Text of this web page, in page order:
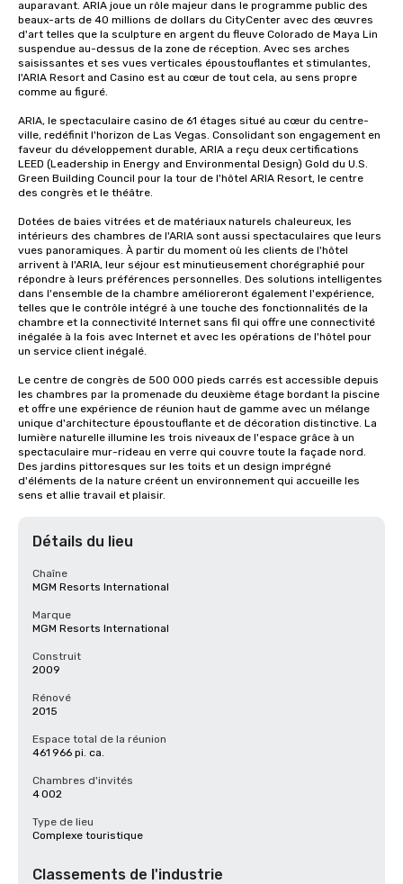
auparavant. ARIA joue un rôle majeur dans le programme public des
beaux-arts de 40 millions de dollars du CityCenter avec des œuvres
d'art telles que la sculpture en argent du fleuve Colorado de Maya Lin
suspendue au-dessus de la zone de réception. Avec ses arches
saisissantes et ses vues verticales époustouflantes et stimulantes,
l'ARIA Resort and Casino est au cœur de tout cela, au sens propre
comme au figuré.
ARIA, le spectaculaire casino de 61 étages situé au cœur du centre-
ville, redéfinit l'horizon de Las Vegas. Consolidant son engagement en
faveur du développement durable, ARIA a reçu deux certifications
LEED (Leadership in Energy and Environmental Design) Gold du U.S.
Green Building Council pour la tour de l'hôtel ARIA Resort, le centre
des congrès et le théâtre.
Dotées de baies vitrées et de matériaux naturels chaleureux, les
intérieurs des chambres de l'ARIA sont aussi spectaculaires que leurs
vues panoramiques. À partir du moment où les clients de l'hôtel
arrivent à l'ARIA, leur séjour est minutieusement chorégraphié pour
répondre à leurs préférences personnelles. Des solutions intelligentes
dans l'ensemble de la chambre amélioreront également l'expérience,
telles que le contrôle intégré à une touche des fonctionnalités de la
chambre et la connectivité Internet sans fil qui offre une connectivité
inégalée à la fois avec Internet et avec les opérations de l'hôtel pour
un service client inégalé.
Le centre de congrès de 500 000 pieds carrés est accessible depuis
les chambres par la promenade du deuxième étage bordant la piscine
et offre une expérience de réunion haut de gamme avec un mélange
unique d'architecture époustouflante et de décoration distinctive. La
lumière naturelle illumine les trois niveaux de l'espace grâce à un
spectaculaire mur-rideau en verre qui couvre toute la façade nord.
Des jardins pittoresques sur les toits et un design imprégné
d'éléments de la nature créent un environnement qui accueille les
sens et allie travail et plaisir.
Détails du lieu
Chaîne
MGM Resorts International
Marque
MGM Resorts International
Construit
2009
Rénové
2015
Espace total de la réunion
461 966 pi. ca.
Chambres d'invités
4 002
Type de lieu
Complexe touristique
Classements de l'industrie